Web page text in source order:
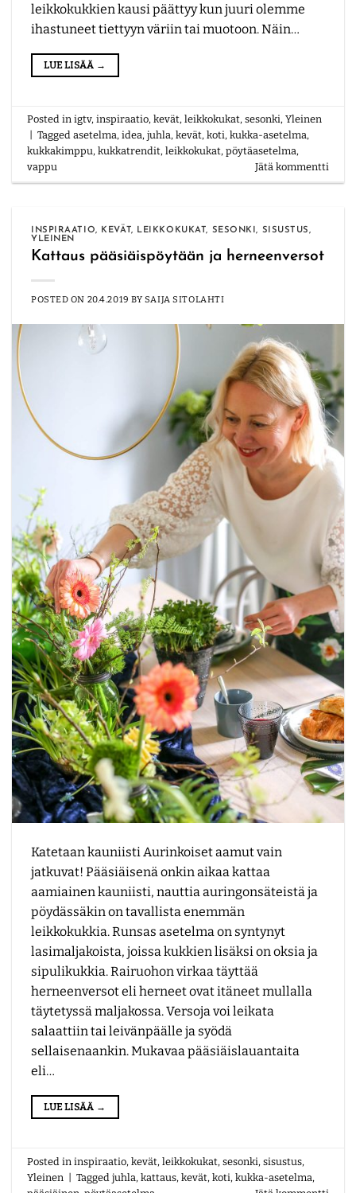
leikkokukkien kausi päättyy kun juuri olemme
ihastuneet tiettyyn väriin tai muotoon. Näin…
LUE LISÄÄ →
Posted inigtv,inspiraatio,kevät,leikkokukat,sesonki,Yleinen
Taggedasetelma,idea,juhla,kevät,koti,kukka-asetelma,
kukkakimppu,kukkatrendit,leikkokukat,pöytäasetelma,
vappu
Jätä kommentti
INSPIRAATIO, KEVÄT, LEIKKOKUKAT, SESONKI, SISUSTUS,
YLEINEN
Kattaus pääsiäispöytään ja herneenversot
POSTED ON 20.4.2019 BY SAIJA SITOLAHTI
Katetaan kauniisti Aurinkoiset aamut vain
jatkuvat! Pääsiäisenä onkin aikaa kattaa
aamiainen kauniisti, nauttia auringonsäteistä ja
pöydässäkin on tavallista enemmän
leikkokukkia. Runsas asetelma on syntynyt
lasimaljakoista, joissa kukkien lisäksi on oksia ja
sipulikukkia. Rairuohon virkaa täyttää
herneenversot eli herneet ovat itäneet mullalla
täytetyssä maljakossa. Versoja voi leikata
salaattiin tai leivänpäälle ja syödä
sellaisenaankin. Mukavaa pääsiäislauantaita
eli…
LUE LISÄÄ →
Posted ininspiraatio,kevät,leikkokukat,sesonki,sisustus,
Yleinen | Taggedjuhla,kattaus,kevät,koti,kukka-asetelma,